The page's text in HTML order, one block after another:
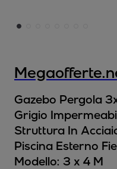
Gazebo Pergola
Grigio
Struttura In
Piscina Esterno
Modello: 3 x 4 M